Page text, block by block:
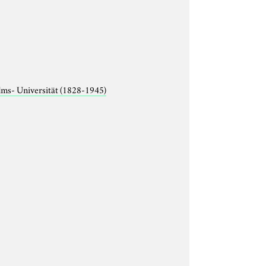
Universität (1828-1945)